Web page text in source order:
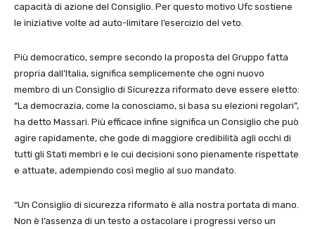
capacità di azione del Consiglio. Per questo motivo Ufc sostiene
le iniziative volte ad auto-limitare l’esercizio del veto.
Più democratico, sempre secondo la proposta del Gruppo fatta
propria dall’Italia, significa semplicemente che ogni nuovo
membro di un Consiglio di Sicurezza riformato deve essere eletto:
“La democrazia, come la conosciamo, si basa su elezioni regolari”,
ha detto Massari. Più efficace infine significa un Consiglio che può
agire rapidamente, che gode di maggiore credibilità agli occhi di
tutti gli Stati membri e le cui decisioni sono pienamente rispettate
e attuate, adempiendo così meglio al suo mandato.
“Un Consiglio di sicurezza riformato è alla nostra portata di mano.
Non è l’assenza di un testo a ostacolare i progressi verso un